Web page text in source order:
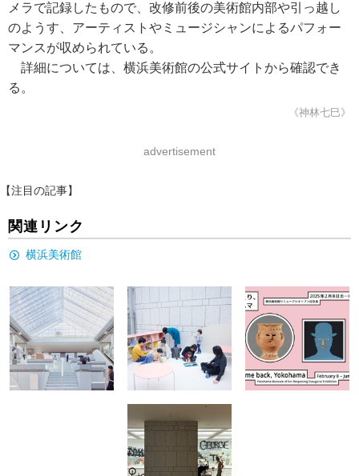
メラで記録したもので、改修前後の美術館内部や引っ越し
のようす、アーティストやミュージシャンによるパフォー
マンスが収められている。
詳細については、横浜美術館の公式サイトから確認でき
る。
《神林七巳》
advertisement
【注目の記事】
関連リンク
横浜美術館